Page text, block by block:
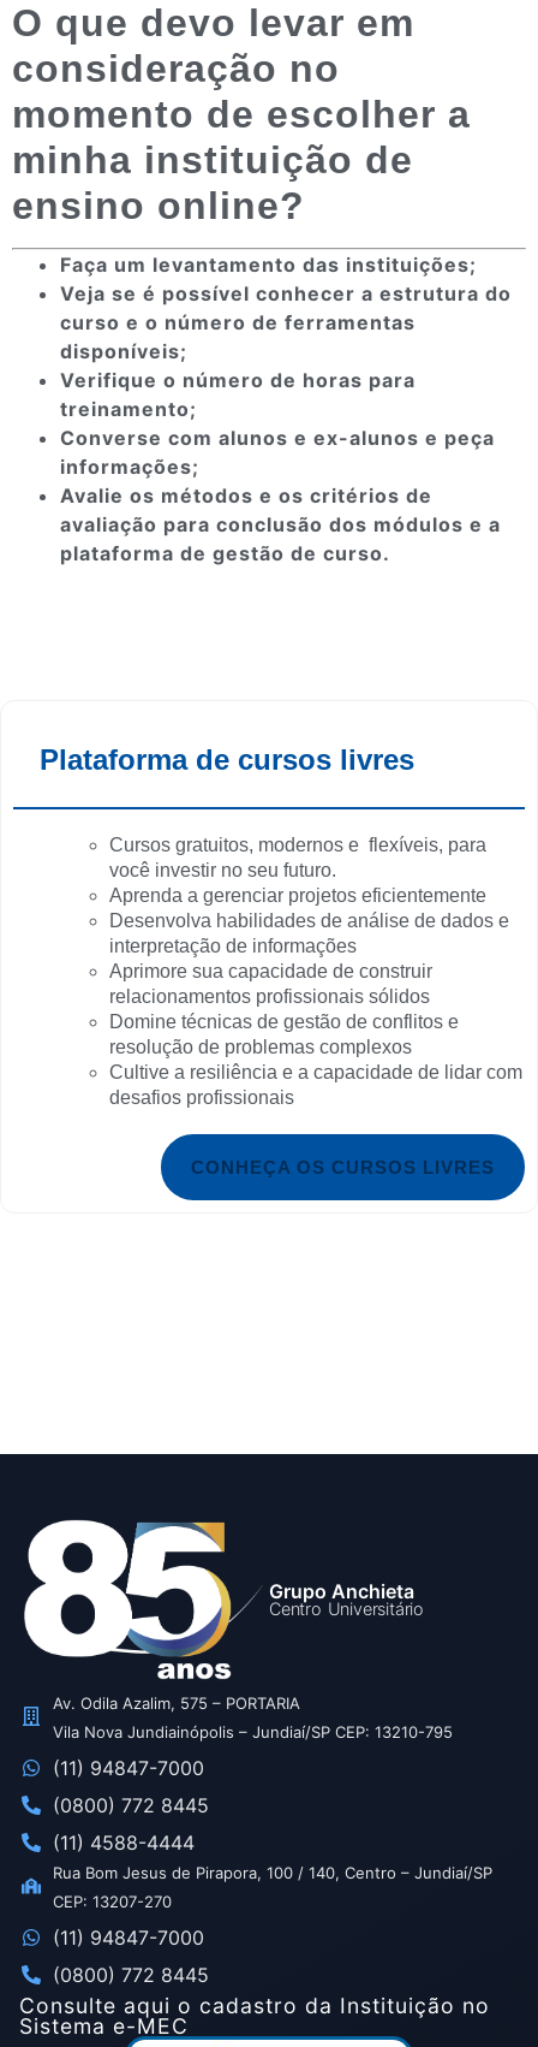
O que devo levar em
consideração no
momento de escolher a
minha instituição de
ensino online?
Faça um levantamento das instituições;
Veja se é possível conhecer a estrutura do
curso e o número de ferramentas
disponíveis;
Verifique o número de horas para
treinamento;
Converse com alunos e ex-alunos e peça
informações;
Avalie os métodos e os critérios de
avaliação para conclusão dos módulos e a
plataforma de gestão de curso.
Plataforma de cursos livres
Cursos gratuitos, modernos e flexíveis, para
você investir no seu futuro.
Aprenda a gerenciar projetos eficientemente
Desenvolva habilidades de análise de dados e
interpretação de informações
Aprimore sua capacidade de construir
relacionamentos profissionais sólidos
Domine técnicas de gestão de conflitos e
resolução de problemas complexos
Cultive a resiliência e a capacidade de lidar com
desafios profissionais
CONHEÇA OS CURSOS LIVRES
Grupo Anchieta
Centro Universitário
Av. Odila Azalim, 575 – PORTARIA
Vila Nova Jundiainópolis – Jundiaí/SP CEP: 13210-795
(11) 94847-7000
(0800) 772 8445
(11) 4588-4444
Rua Bom Jesus de Pirapora, 100 / 140, Centro – Jundiaí/SP
CEP: 13207-270
(11) 94847-7000
(0800) 772 8445
Consulte aqui o cadastro da Instituição no
Sistema e-MEC